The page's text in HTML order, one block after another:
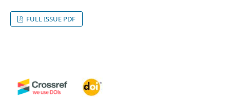
FULL ISSUE PDF